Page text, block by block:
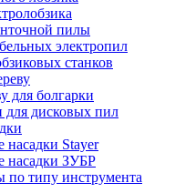
пилы
электропил
станков
для болгарки
дисковых пил
Stayer
насадки ЗУБР
по типу инструмента